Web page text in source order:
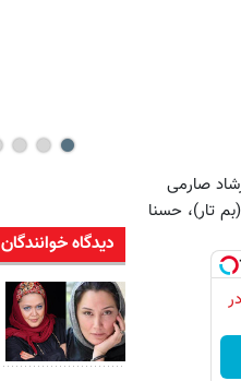
صارمی
تار)، حسنا
دیدگاه خوانندگان